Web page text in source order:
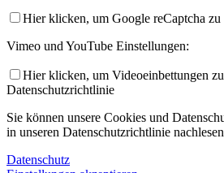
Hier klicken, um Google reCaptcha
Vimeo und YouTube Einstellungen:
Hier klicken, um Videoeinbettungen
Datenschutzrichtlinie
Sie können unsere Cookies und
in unseren Datenschutzrichtlinie
Datenschutz